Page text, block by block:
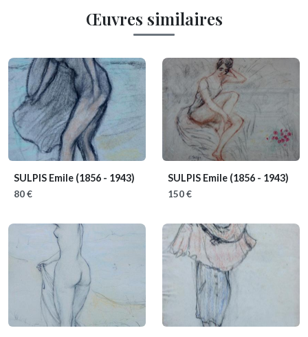
Œuvres similaires
SULPIS Emile (1856 - 1943)
80 €
SULPIS Emile (1856 - 1943)
150 €